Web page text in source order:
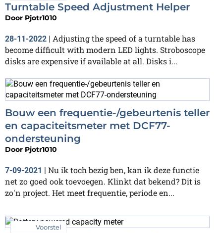
Turntable Speed Adjustment Helper
Door Pjotr1010
28-11-2022 | Adjusting the speed of a turntable has
become difficult with modern LED lights. Stroboscope
disks are expensive if available at all. Disks i...
Bouw een frequentie-/gebeurtenis teller
en capaciteitsmeter met DCF77-
ondersteuning
Door Pjotr1010
7-09-2021 | Nu ik toch bezig ben, kan ik deze functie
net zo goed ook toevoegen. Klinkt dat bekend? Dit is
zo'n project. Het meet frequentie, periode en...
Voorstel